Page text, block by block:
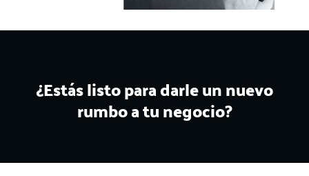
¿Estás listo para darle un nuevo
rumbo a tu negocio?